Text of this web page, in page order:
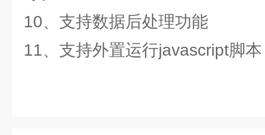
10、支持数据后处理功能
11、支持外置运行javascript脚本